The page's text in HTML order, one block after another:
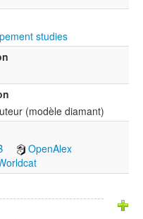
studies
(modèle diamant)
OpenAlex